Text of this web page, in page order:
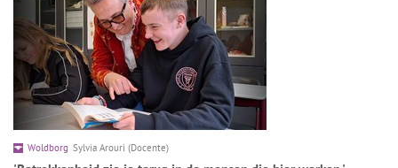
Woldborg Sylvia Arouri (Docente)